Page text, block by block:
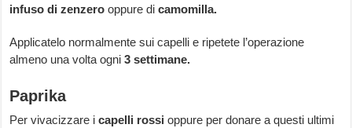
infuso di zenzero oppure dicamomilla.
Applicatelo normalmente sui capelli e ripetete l’operazione
almeno una volta ogni 3 settimane.
Paprika
Per vivacizzare icapelli rossi oppure per donare a questi ultimi